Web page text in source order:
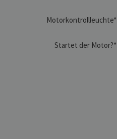
Motorkontrollleuchte*
Startet der Motor?*